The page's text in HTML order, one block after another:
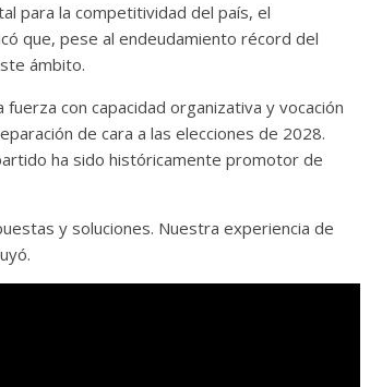
para la competitividad del país, el
que, pese al endeudamiento récord del
ámbito.
con capacidad organizativa y vocación
de cara a las elecciones de 2028.
ha sido históricamente promotor de
y soluciones. Nuestra experiencia de